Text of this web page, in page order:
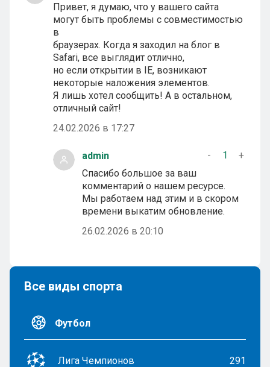
Привет, я думаю, что у вашего сайта
могут быть проблемы с совместимостью
в
браузерах. Когда я заходил на блог в
Safari, все выглядит отлично,
но если открытии в IE, возникают
некоторые наложения элементов.
Я лишь хотел сообщить! А в остальном,
отличный сайт!
24.02.2026 в 17:27
admin - 1
+
Спасибо большое за ваш
комментарий о нашем ресурсе.
Мы работаем над этим и в скором
времени выкатим обновление.
26.02.2026 в 20:10
Все виды спорта
Футбол
Лига Чемпионов 291